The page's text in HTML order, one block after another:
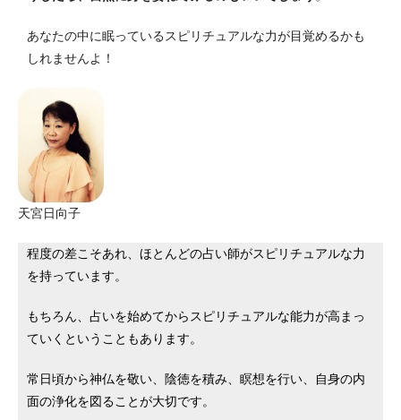
あなたの中に眠っているスピリチュアルな力が目覚めるかも
しれませんよ！
天宮日向子
程度の差こそあれ、ほとんどの占い師がスピリチュアルな力
を持っています。
もちろん、占いを始めてからスピリチュアルな能力が高まっ
ていくということもあります。
常日頃から神仏を敬い、陰徳を積み、瞑想を行い、自身の内
面の浄化を図ることが大切です。